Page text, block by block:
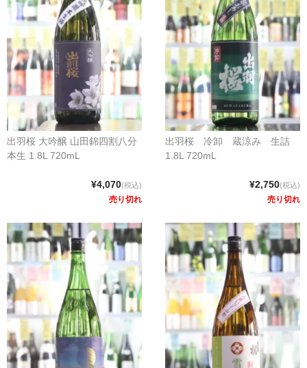
出羽桜 大吟醸 山田錦四割八分
本生 1.8L 720mL
¥4,070(税込)
売り切れ
出羽桜 冷卸 蔵涼み 生詰
1.8L 720mL
¥2,750(税込)
売り切れ